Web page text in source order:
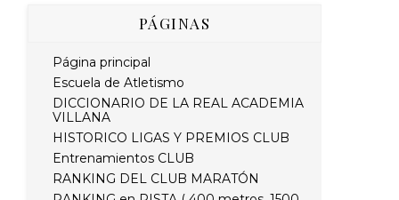
PÁGINAS
Página principal
Escuela de Atletismo
DICCIONARIO DE LA REAL ACADEMIA
VILLANA
HISTORICO LIGAS Y PREMIOS CLUB
Entrenamientos CLUB
RANKING DEL CLUB MARATÓN